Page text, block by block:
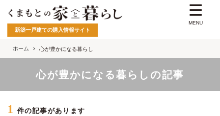
新築一戸建ての購入情報サイト
ホーム 心が豊かになる暮らし
心が豊かになる暮らしの記事
1 件の記事があります
MENU